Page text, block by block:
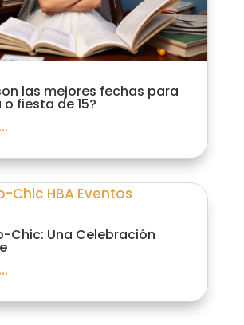
las mejores fechas para
fiesta de 15?
Chic: Una Celebración